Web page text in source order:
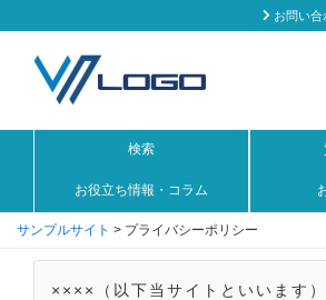
お問い合
検索
お役立ち情報・コラム
サンプルサイト > プライバシーポリシー
××××（以下当サイトといいます